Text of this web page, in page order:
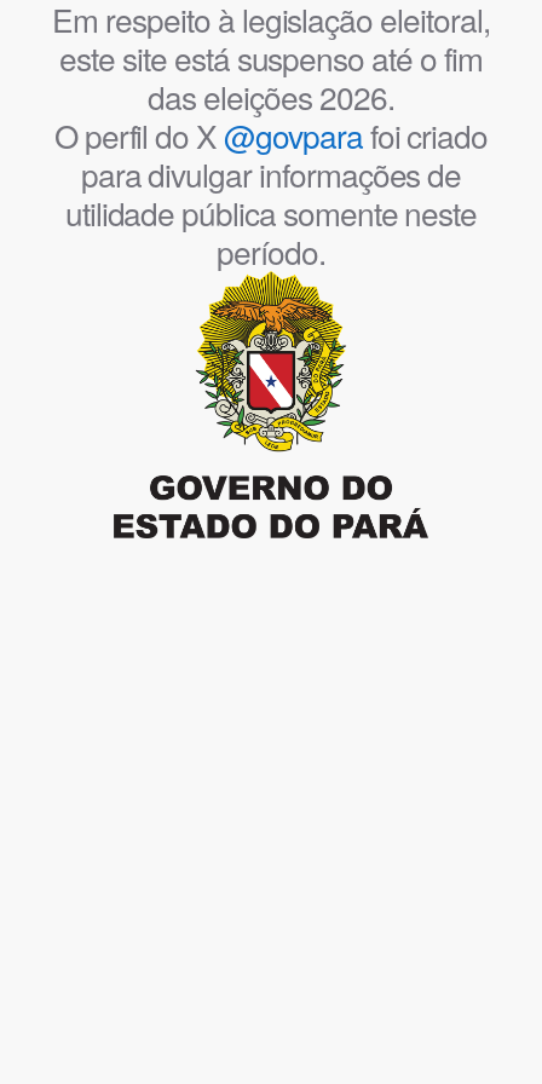
Em respeito à legislação eleitoral,
este site está suspenso até o fim
das eleições 2026.
O perfil do X@govparafoi criado
para divulgar informações de
utilidade pública somente neste
período.